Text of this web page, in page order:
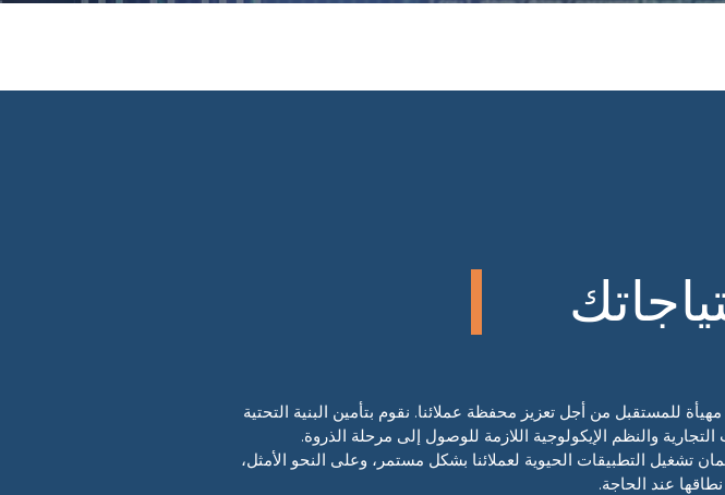
للمستقبل من أجل تعزيز محفظة عملائنا. نقوم بتأمين البنية التحتية
والنظم الإيكولوجية اللازمة للوصول إلى مرحلة الذروة.
تشغيل التطبيقات الحيوية لعملائنا بشكل مستمر، وعلى النحو الأمثل،
عند الحاجة.